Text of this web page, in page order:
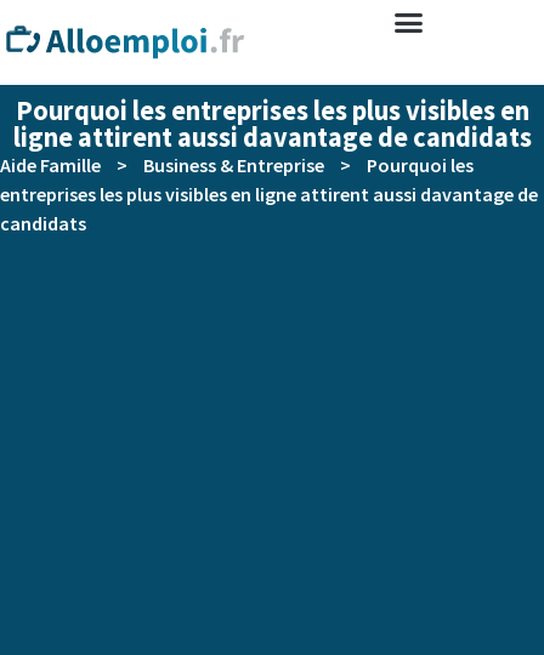
Pourquoi les entreprises les plus visibles en
ligne attirent aussi davantage de candidats
Aide Famille > Business & Entreprise >
Pourquoi les
entreprises les plus visibles en ligne attirent aussi davantage de
candidats